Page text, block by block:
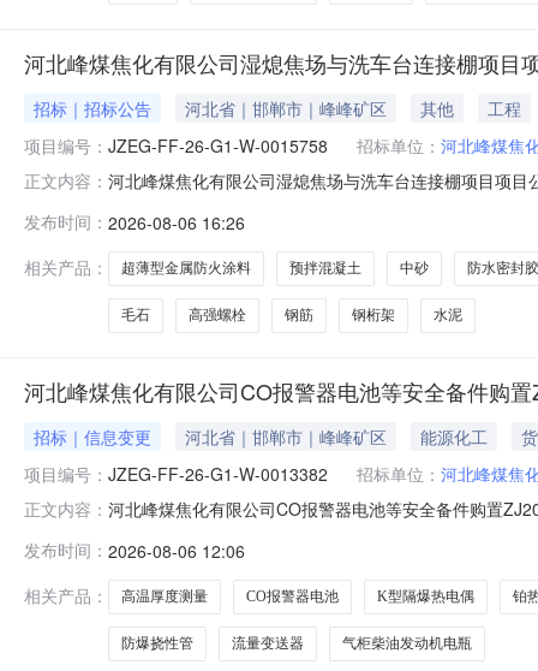
河北峰煤焦化有限公司湿熄焦场与洗车台连接棚项目
招标｜招标公告 河北省｜邯郸市｜峰峰矿区 其他
工程
项目编号： JZEG-FF-26-G1-W-0015758 招标单位： 河北峰煤焦
正文内容： 河北峰煤焦化有限公司湿熄焦场与洗车台连接棚项目项
筋Φ10以内0.9t7天1002钢筋Φ20以内1.58t7天1003预拌
发布时间： 2026-08-06 16:26
相关产品：
超薄型金属防火涂料 预拌混凝土 中砂 防水密封胶
毛石 高强螺栓 钢筋 钢桁架 水泥
河北峰煤焦化有限公司CO报警器电池等安全备件购
招标｜信息变更 河北省｜邯郸市｜峰峰矿区 能源化工
项目编号： JZEG-FF-26-G1-W-0013382 招标单位： 河北峰煤焦
正文内容： 河北峰煤焦化有限公司CO报警器电池等安全备件购置
格型号采购数量计量单位交货期备注B11CO报警器电池
发布时间： 2026-08-06 12:06
相关产品：
高温厚度测量 CO报警器电池 K型隔爆热电偶 铂
防爆挠性管 流量变送器 气柜柴油发动机电瓶